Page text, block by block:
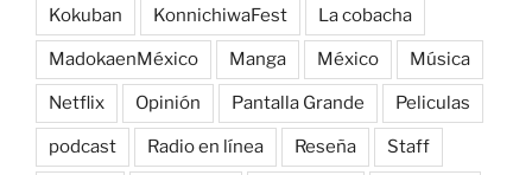
Kokuban KonnichiwaFest La cobacha
MadokaenMéxico Manga México Música
Netflix Opinión Pantalla Grande Peliculas
podcast Radio en línea Reseña Staff